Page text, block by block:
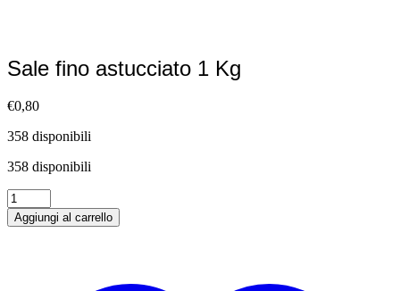
Sale fino astucciato 1 Kg
€0,80
358 disponibili
358 disponibili
Sale
fino
astucciato
Aggiungi al carrello